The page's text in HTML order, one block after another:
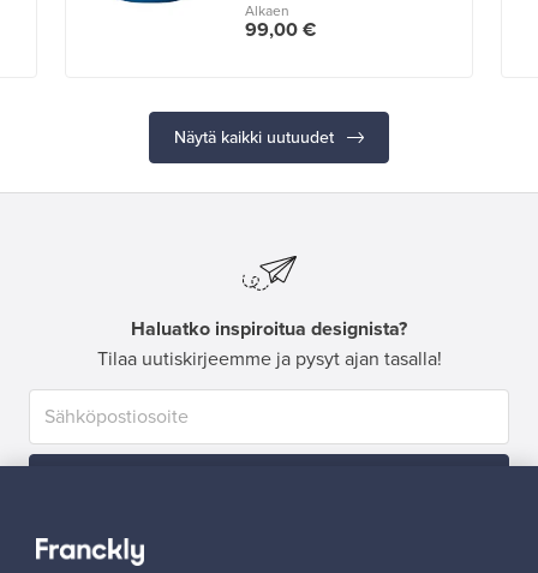
Alkaen
99,00 €
Näytä kaikki uutuudet
Haluatko inspiroitua designista?
Tilaa uutiskirjeemme ja pysyt ajan tasalla!